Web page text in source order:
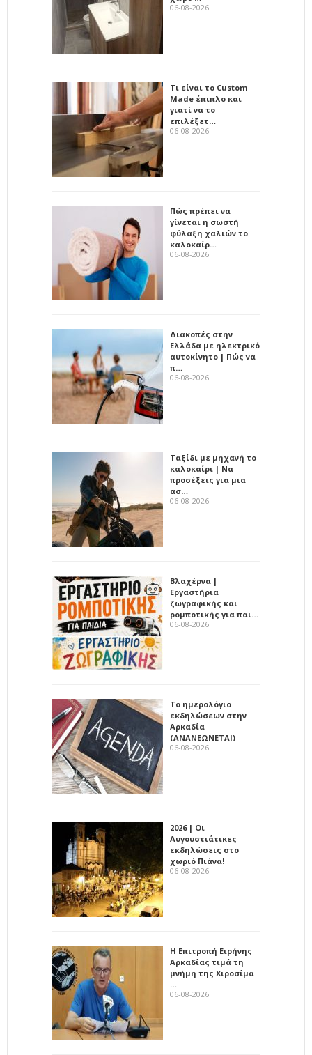
06-08-2026
Τι είναι το Custom
Made έπιπλο και
γιατί να το
επιλέξετ…
06-08-2026
Πώς πρέπει να
γίνεται η σωστή
φύλαξη χαλιών το
καλοκαίρ…
06-08-2026
Διακοπές στην
Ελλάδα με ηλεκτρικό
αυτοκίνητο | Πώς να
π…
06-08-2026
Ταξίδι με μηχανή το
καλοκαίρι | Να
προσέξεις για μια
ασ…
06-08-2026
Βλαχέρνα |
Εργαστήρια
ζωγραφικής και
ρομποτικής για παι…
06-08-2026
Το ημερολόγιο
εκδηλώσεων στην
Αρκαδία
(ΑΝΑΝΕΩΝΕΤΑΙ)
06-08-2026
2026 | Οι
Αυγουστιάτικες
εκδηλώσεις στο
χωριό Πιάνα!
06-08-2026
Η Επιτροπή Ειρήνης
Αρκαδίας τιμά τη
μνήμη της Χιροσίμα
…
06-08-2026